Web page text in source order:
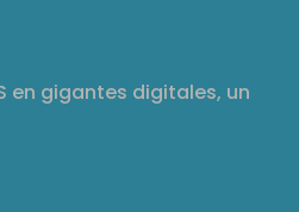
en gigantes digitales, un